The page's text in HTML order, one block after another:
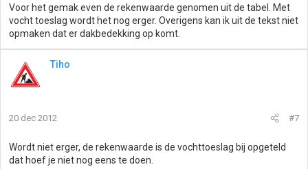
Voor het gemak even de rekenwaarde genomen uit de tabel. Met
vocht toeslag wordt het nog erger. Overigens kan ik uit de tekst niet
opmaken dat er dakbedekking op komt.
Tiho
20 dec 2012 #7
Wordt niet erger, de rekenwaarde is de vochttoeslag bij opgeteld
dat hoef je niet nog eens te doen.